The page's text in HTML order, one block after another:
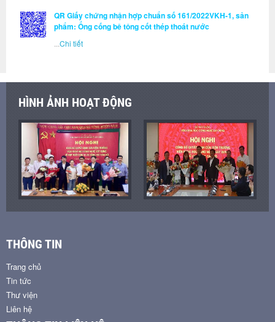
QR Giấy chứng nhận hợp chuẩn số 161/2022VKH-1, sản
phẩm: Ống cống bê tông cốt thép thoát nước
Chi tiết
HÌNH ẢNH HOẠT ĐỘNG
THÔNG TIN
Trang chủ
Tin tức
Thư viện
Liên hệ